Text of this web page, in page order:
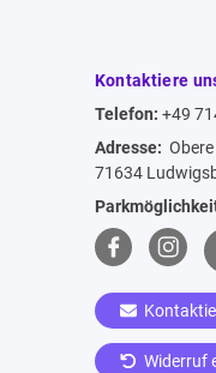
Kontaktiere
Telefon: +49
Adresse:
71634
Widerruf